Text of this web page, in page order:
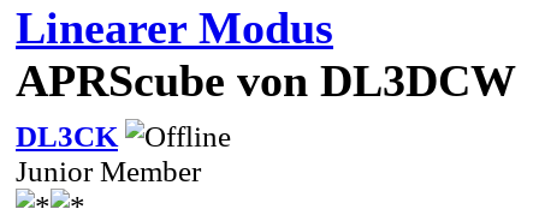
Linearer Modus
APRScube von DL3DCW
DL3CK
Junior Member